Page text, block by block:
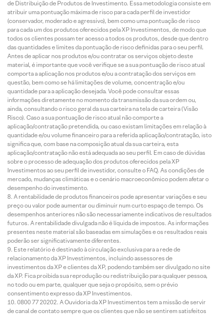
de Distribuição de Produtos de Investimento. Essa metodologia consiste em
atribuir uma pontuação máxima de risco para cada perfil de investidor
(conservador, moderado e agressivo), bem como uma pontuação de risco
para cada um dos produtos oferecidos pela XP Investimentos, de modo que
todos os clientes possam ter acesso a todos os produtos, desde que dentro
das quantidades e limites da pontuação de risco definidas para o seu perfil.
Antes de aplicar nos produtos e/ou contratar os serviços objeto deste
material, é importante que você verifique se a sua pontuação de risco atual
comporta a aplicação nos produtos e/ou a contratação dos serviços em
questão, bem como se há limitações de volume, concentração e/ou
quantidade para a aplicação desejada. Você pode consultar essas
informações diretamente no momento da transmissão da sua ordem ou,
ainda, consultando o risco geral da sua carteira na tela de carteira (Visão
Risco). Caso a sua pontuação de risco atual não comporte a
aplicação/contratação pretendida, ou caso existam limitações em relação à
quantidade e/ou volume financeiro para a referida aplicação/contratação, isto
significa que, com base na composição atual da sua carteira, esta
aplicação/contratação não está adequada ao seu perfil. Em caso de dúvidas
sobre o processo de adequação dos produtos oferecidos pela XP
Investimentos ao seu perfil de investidor, consulte o FAQ. As condições de
mercado, mudanças climáticas e o cenário macroeconômico podem afetar o
desempenho do investimento.
A rentabilidade de produtos financeiros pode apresentar variações e seu
preço ou valor pode aumentar ou diminuir num curto espaço de tempo. Os
desempenhos anteriores não são necessariamente indicativos de resultados
futuros. A rentabilidade divulgada não é líquida de impostos. As informações
presentes neste material são baseadas em simulações e os resultados reais
poderão ser significativamente diferentes.
Este relatório é destinado à circulação exclusiva para a rede de
relacionamento da XP Investimentos, incluindo assessores de
investimentos da XP e clientes da XP, podendo também ser divulgado no site
da XP. Fica proibida sua reprodução ou redistribuição para qualquer pessoa,
no todo ou em parte, qualquer que seja o propósito, sem o prévio
consentimento expresso da XP Investimentos.
0800 77 20202. A Ouvidoria da XP Investimentos tem a missão de servir
de canal de contato sempre que os clientes que não se sentirem satisfeitos